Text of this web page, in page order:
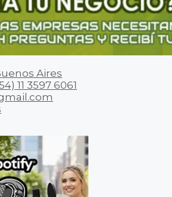
Aires
11 3597 6061